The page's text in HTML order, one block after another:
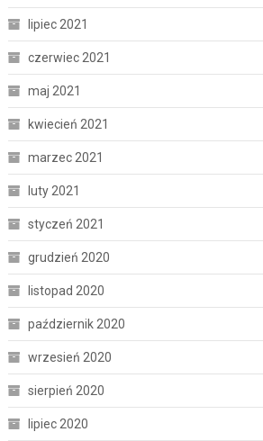
lipiec 2021
czerwiec 2021
maj 2021
kwiecień 2021
marzec 2021
luty 2021
styczeń 2021
grudzień 2020
listopad 2020
październik 2020
wrzesień 2020
sierpień 2020
lipiec 2020